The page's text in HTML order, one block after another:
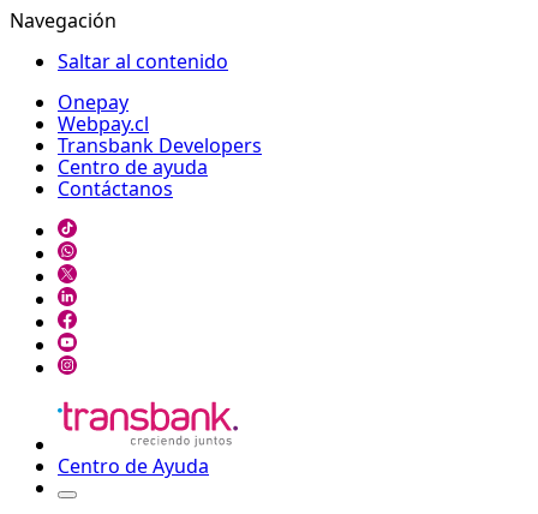
Navegación
Saltar al contenido
Onepay
Webpay.cl
Transbank Developers
Centro de ayuda
Contáctanos
Centro de Ayuda